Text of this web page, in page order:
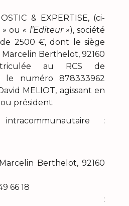
& EXPERTISE, (ci-
ou « l’Editeur »), société
2500 €, dont le siège
Marcelin Berthelot, 92160
au RCS de
le numéro 878333962
MELIOT, agissant en
président.
:
Berthelot, 92160
66 18
: